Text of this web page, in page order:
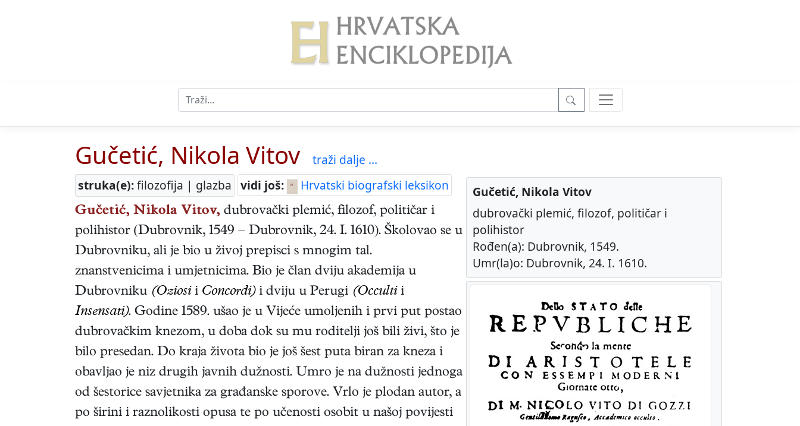
Gučetić, Nikola Vitov
traži dalje ...
struka(e):filozofija | glazba vidi još: Hrvatski biografski leksikon
Gučetić, Nikola Vitov
dubrovački plemić, filozof, političar i
polihistor
Rođen(a): Dubrovnik, 1549.
Umr(la)o: Dubrovnik, 24. I. 1610.
Gučetić, Nikola Vitov, dubrovački plemić, filozof, političar i
polihistor (Dubrovnik, 1549 – Dubrovnik, 24. I. 1610). Školovao se u
Dubrovniku, ali je bio u živoj prepisci s mnogim tal.
znanstvenicima i umjetnicima. Bio je član dviju akademija u
Dubrovniku (Oziosi i Concordi)i dviju u Perugi (Occulti i
Insensati). Godine 1589. ušao je u Vijeće umoljenih i prvi put postao
dubrovačkim knezom, u doba dok su mu roditelji još bili živi, što je
bilo presedan. Do kraja života bio je još šest puta biran za kneza i
obavljao je niz drugih javnih dužnosti. Umro je na dužnosti jednoga
od šestorice savjetnika za građanske sporove. Vrlo je plodan autor, a
po širini i raznolikosti opusa te po učenosti osobit u našoj povijesti